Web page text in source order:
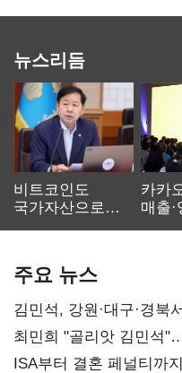
뉴스리듬
비트코인도
국가자산으로…'
카카
매출
주요 뉴스
김민석, 강원·대구·경
최민희 "골리앗 김민석
ISA부터 결혼 페널티까